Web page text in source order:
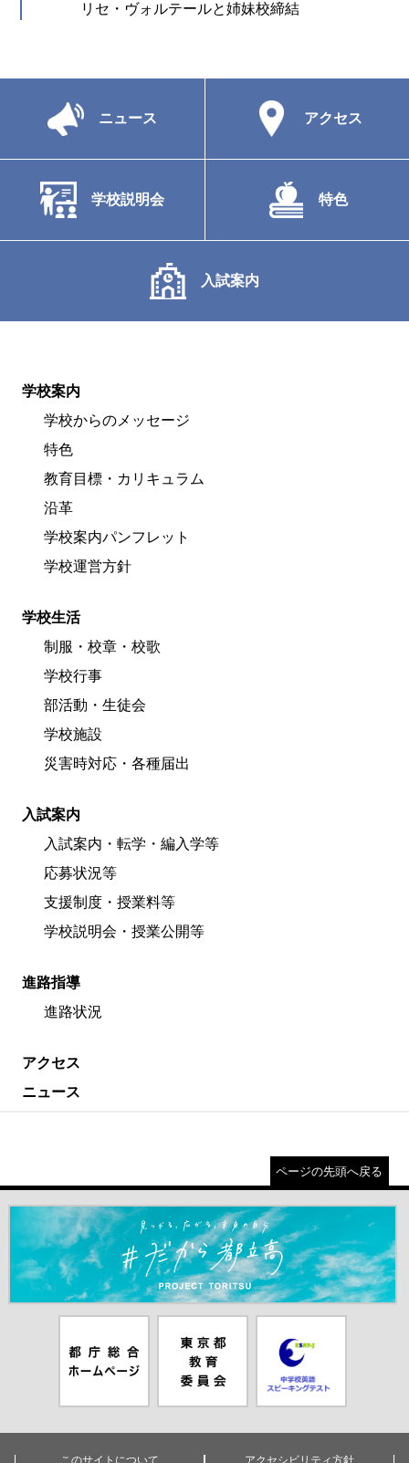
リセ・ヴォルテールと姉妹校締結
ニュース アクセス
学校説明会 特色
入試案内
学校案内
学校からのメッセージ
特色
教育目標・カリキュラム
沿革
学校案内パンフレット
学校運営方針
学校生活
制服・校章・校歌
学校行事
部活動・生徒会
学校施設
災害時対応・各種届出
入試案内
入試案内・転学・編入学等
応募状況等
支援制度・授業料等
学校説明会・授業公開等
進路指導
進路状況
アクセス
ニュース
ページの先頭へ戻る
＃だから都立高（別ウインドウが開きます）
ムページ（別
ウインドウが
員会（別ウイ
ンドウが開き
ピーキングテ
スト（別ウイ
ンドウが開き
このサイトについて アクセシビリティ方針